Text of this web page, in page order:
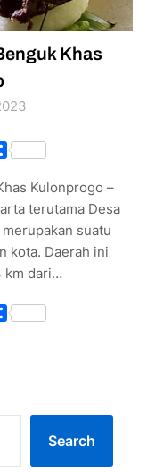
Khas
Share
Kulonprogo –
terutama Desa
suatu
kota. Daerah ini
km dari…
Share
Search